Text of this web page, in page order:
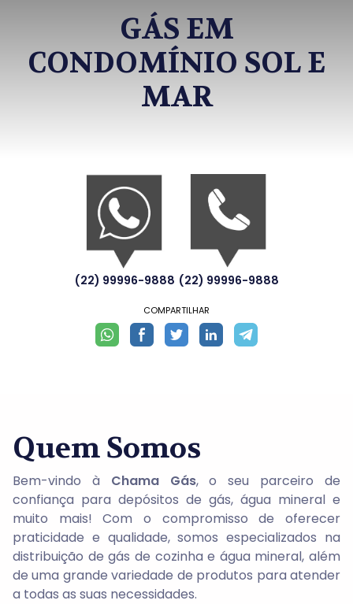
GÁS EM
CONDOMÍNIO SOL E
MAR
(22) 99996-9888 (22) 99996-9888
COMPARTILHAR
Quem Somos
Bem-vindo à Chama Gás, o seu parceiro de
confiança para depósitos de gás, água mineral e
muito mais! Com o compromisso de oferecer
praticidade e qualidade, somos especializados na
distribuição de gás de cozinha e água mineral, além
de uma grande variedade de produtos para atender
a todas as suas necessidades.